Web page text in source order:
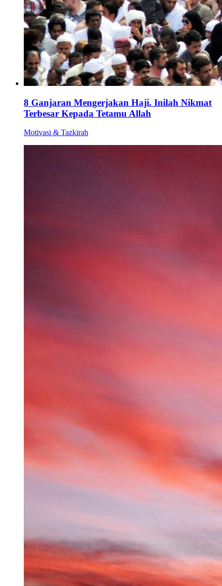
8 Ganjaran Mengerjakan Haji. Inilah Nikmat
Terbesar Kepada Tetamu Allah
Motivasi & Tazkirah